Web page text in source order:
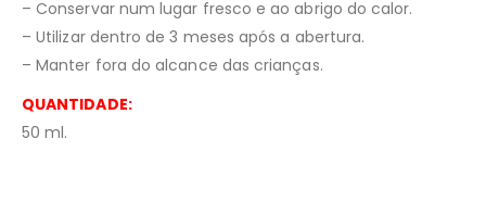
– Conservar num lugar fresco e ao abrigo do calor.
– Utilizar dentro de 3 meses após a abertura.
– Manter fora do alcance das crianças.
QUANTIDADE:
50 ml.